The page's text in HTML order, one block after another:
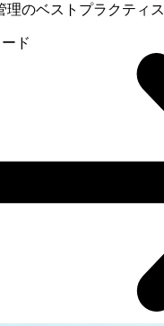
理のベストプラクティス
ド